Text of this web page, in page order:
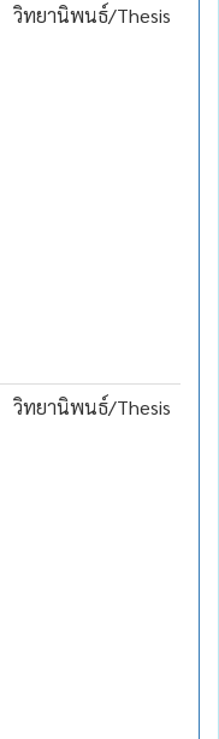
วิทยานิพนธ์/Thesis
วิทยานิพนธ์/Thesis